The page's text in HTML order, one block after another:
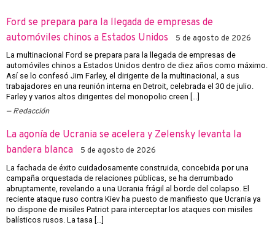
Ford se prepara para la llegada de empresas de
automóviles chinos a Estados Unidos
5 de agosto de 2026
La multinacional Ford se prepara para la llegada de empresas de
automóviles chinos a Estados Unidos dentro de diez años como máximo.
Así se lo confesó Jim Farley, el dirigente de la multinacional, a sus
trabajadores en una reunión interna en Detroit, celebrada el 30 de julio.
Farley y varios altos dirigentes del monopolio creen […]
Redacción
La agonía de Ucrania se acelera y Zelensky levanta la
bandera blanca
5 de agosto de 2026
La fachada de éxito cuidadosamente construida, concebida por una
campaña orquestada de relaciones públicas, se ha derrumbado
abruptamente, revelando a una Ucrania frágil al borde del colapso. El
reciente ataque ruso contra Kiev ha puesto de manifiesto que Ucrania ya
no dispone de misiles Patriot para interceptar los ataques con misiles
balísticos rusos. La tasa […]